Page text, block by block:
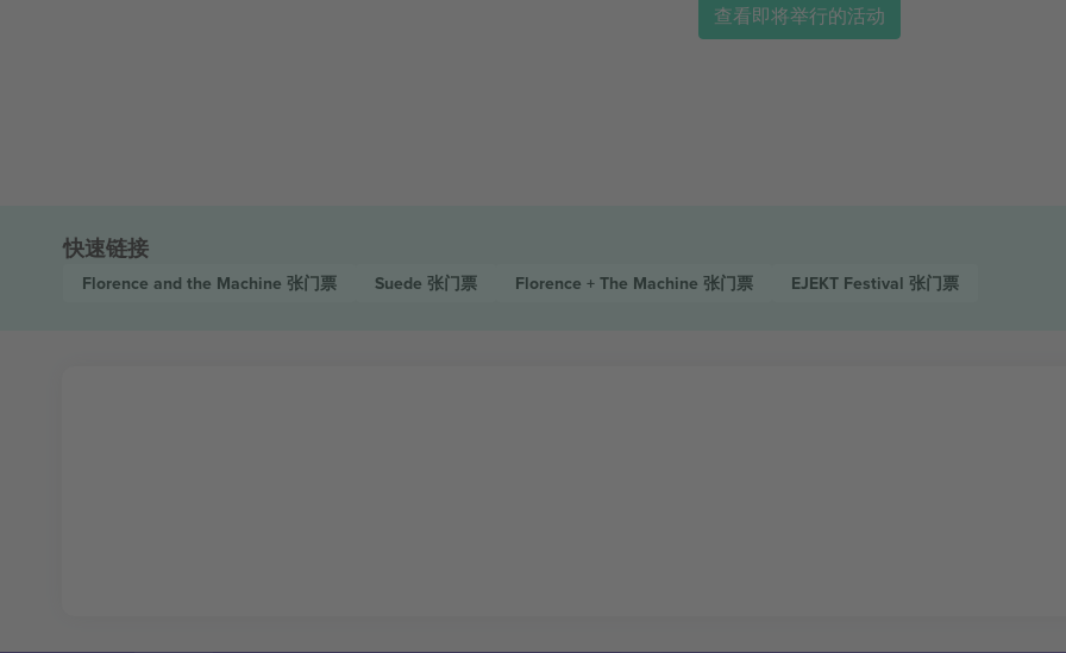
查看即将举行的活动
快速链接
Florence and the Machine 张门票 Suede 张门票 Florence + The Machine 张门票 EJEKT Festival 张门票